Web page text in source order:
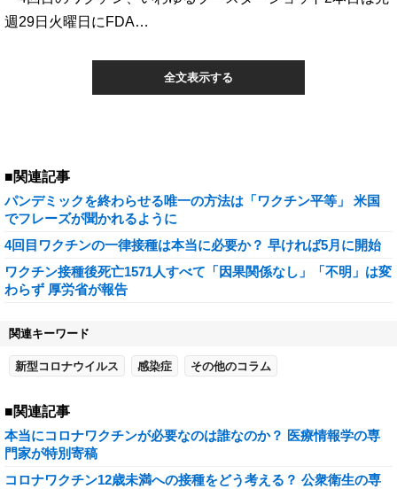
週29日火曜日にFDA…
全文表示する
■関連記事
パンデミックを終わらせる唯一の方法は「ワクチン平等」 米国
でフレーズが聞かれるように
4回目ワクチンの一律接種は本当に必要か？ 早ければ5月に開始
ワクチン接種後死亡1571人すべて「因果関係なし」「不明」は変
わらず 厚労省が報告
関連キーワード
新型コロナウイルス 感染症 その他のコラム
■関連記事
本当にコロナワクチンが必要なのは誰なのか？ 医療情報学の専
門家が特別寄稿
コロナワクチン12歳未満への接種をどう考える？ 公衆衛生の専